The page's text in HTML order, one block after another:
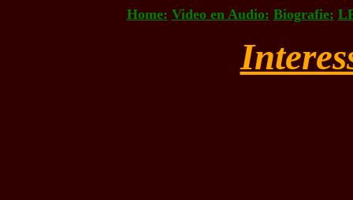
Home: Video en Audio: Biografie: